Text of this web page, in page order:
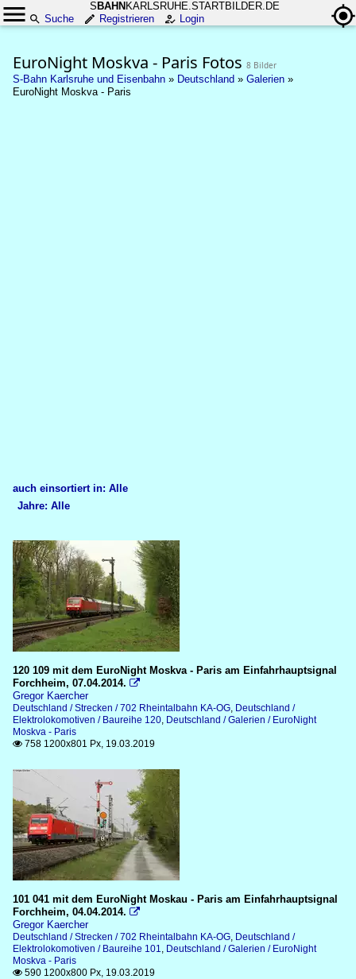
S BAHN KARLSRUHE.STARTBILDER.DE
Suche
Registrieren Login
EuroNight Moskva - Paris Fotos 8 Bilder
S-Bahn Karlsruhe und Eisenbahn » Deutschland » Galerien »
EuroNight Moskva - Paris
auch einsortiert in: Alle
Deutschland
Elektrolokomotiven
Baureihe 101
Baureihe 120
Galerien
Blockstelle Basheide
Strecken
700 Badische Rheinbahn
702 Rheintalbahn KA-OG
Jahre: Alle
Alle Jahre
2010
2013
2014
120 109 mit dem EuroNight Moskva - Paris am Einfahrhauptsignal
Forchheim, 07.04.2014. 
Gregor Kaercher
Deutschland / Strecken / 702 Rheintalbahn KA-OG, Deutschland /
Elektrolokomotiven / Baureihe 120, Deutschland / Galerien / EuroNight
Moskva - Paris
 758 1200x801 Px, 19.03.2019
101 041 mit dem EuroNight Moskau - Paris am Einfahrhauptsignal
Forchheim, 04.04.2014. 
Gregor Kaercher
Deutschland / Strecken / 702 Rheintalbahn KA-OG, Deutschland /
Elektrolokomotiven / Baureihe 101, Deutschland / Galerien / EuroNight
Moskva - Paris
 590 1200x800 Px, 19.03.2019